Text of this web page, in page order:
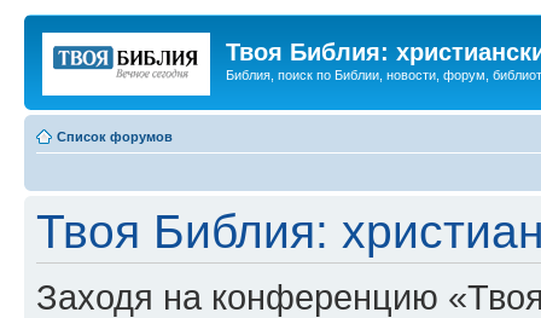
Твоя Библия:
Библия, поиск по Библии, новости, форум,
Список форумов
Твоя Библия:
Заходя на конференцию